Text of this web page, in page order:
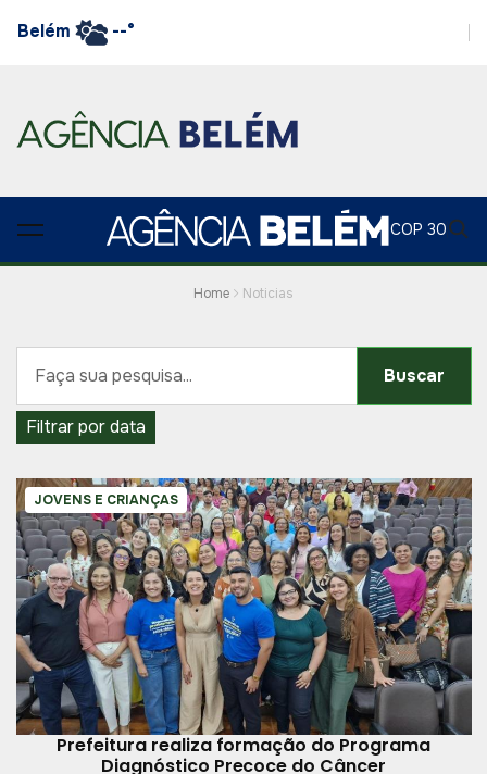
Belém --°
COP 30
Home Noticias
Buscar
Filtrar por data
JOVENS E CRIANÇAS
Prefeitura realiza formação do Programa
Diagnóstico Precoce do Câncer